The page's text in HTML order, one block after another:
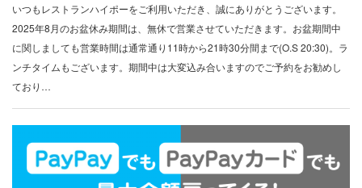
いつもレストランハイポーをご利用いただき、誠にありがとうございます。
2025年8月のお盆休み期間は、無休で営業させていただきます。お盆期間中
に関しましても営業時間は通常通り11時から21時30分間まで(O.S 20:30)。ラ
ンチタイムもございます。期間中は大変込み合いますのでご予約をお勧めし
ており…